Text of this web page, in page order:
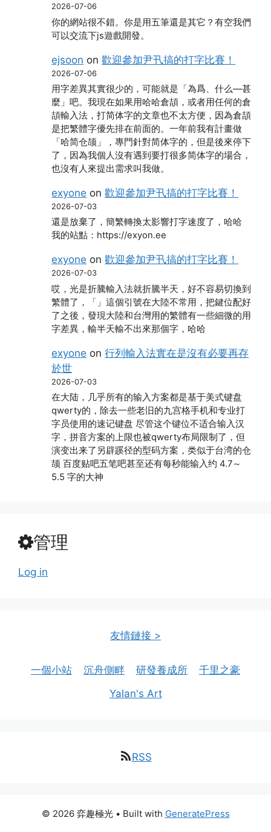
2026-07-06
你的網站很不錯。你是用五筆還是其它？有空我們
可以交流下js遊戲開發。
ejsoon on歡迎參加尹卂搞的打字比賽！
2026-07-06
用字差異其實很少的，可能就是「為爲、什么―甚
麼」吧。我現在如果用哈哈倉頡，或者用任何的倉
頡輸入法，打简体字的文章也不太方便，因為倉頡
是把繁體字優先排在前面的。一年前我有計畫做
「哈简仓颉」，專門針對简体字的，但是後來停下
了，因為我個人沒有遇到要打很多简体字的場合，
也沒有人來提出需求叫我做。
exyone on歡迎參加尹卂搞的打字比賽！
2026-07-03
還是放棄了，簡繁轉換太影響打字速度了，哈哈
我的站點：https://exyon.ee
exyone on歡迎參加尹卂搞的打字比賽！
2026-07-03
哎，光是折騰輸入法就折騰半天，好不容易切換到
繁體了，「」這個引號在大陸不常用，把鍵位配好
了之後，發現大陸和台灣用的繁體有一些細微的用
字差異，輸半天輸不出來那個字，哈哈
exyone on行列輸入法實在是沒有必要再存
於世
2026-07-03
在大陆，几乎所有的输入方案都是基于美式键盘
qwerty的，除去一些老旧的九宫格手机和专业打
字员使用的速记键盘 尽管这个键位不适合输入汉
字，拼音方案的上限也被qwerty布局限制了，但
演变出来了另辟蹊径的型码方案，类似于台湾的仓
颉 百度贴吧五笔吧甚至还有每秒能输入约 4.7～
5.5 字的大神
管理
Log in
友情鏈接 >
一個小站 沉舟側畔 研發養成所
千里之豪
Yalan's Art
RSS
© 2026 弈趣極光• Built with GeneratePress